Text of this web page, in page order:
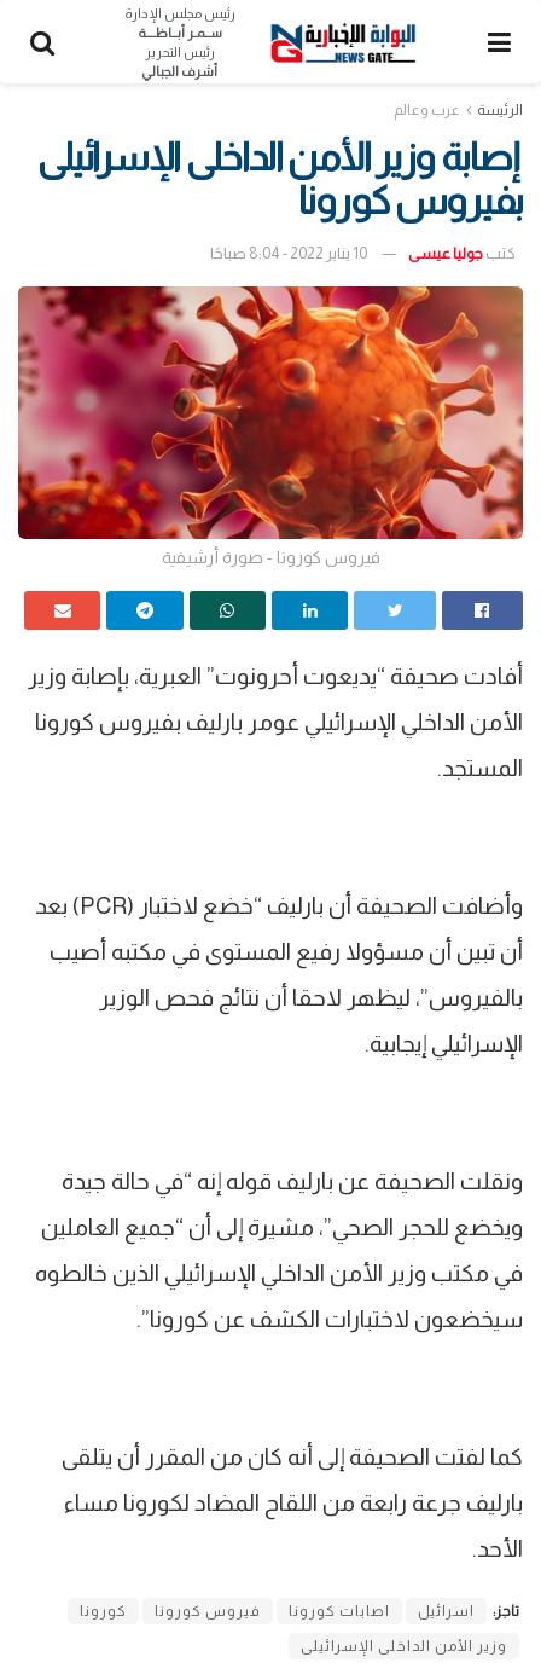
رئيس مجلس الإدارة
ســمـر أبــاظــــة
رئيس التحرير
أشرف الجبالي
الرئيسة عرب وعالم
إصابة وزير الأمن الداخلى الإسرائيلى
بفيروس كورونا
كتب جوليا عيسى 10 يناير 2022 - 8:04 صباحًا
فيروس كورونا - صورة أرشيفية
أفادت صحيفة “يديعوت أحرونوت” العبرية، بإصابة وزير
الأمن الداخلي الإسرائيلي عومر بارليف بفيروس كورونا
المستجد.
وأضافت الصحيفة أن بارليف “خضع لاختبار (PCR) بعد
أن تبين أن مسؤولا رفيع المستوى في مكتبه أصيب
بالفيروس”، ليظهر لاحقا أن نتائج فحص الوزير
الإسرائيلي إيجابية.
ونقلت الصحيفة عن بارليف قوله إنه “في حالة جيدة
ويخضع للحجر الصحي”، مشيرة إلى أن “جميع العاملين
في مكتب وزير الأمن الداخلي الإسرائيلي الذين خالطوه
سيخضعون لاختبارات الكشف عن كورونا”.
كما لفتت الصحيفة إلى أنه كان من المقرر أن يتلقى
بارليف جرعة رابعة من اللقاح المضاد لكورونا مساء
الأحد.
تاجز: اسرائيل اصابات كورونا فيروس كورونا كورونا
وزير الأمن الداخلى الإسرائيلى